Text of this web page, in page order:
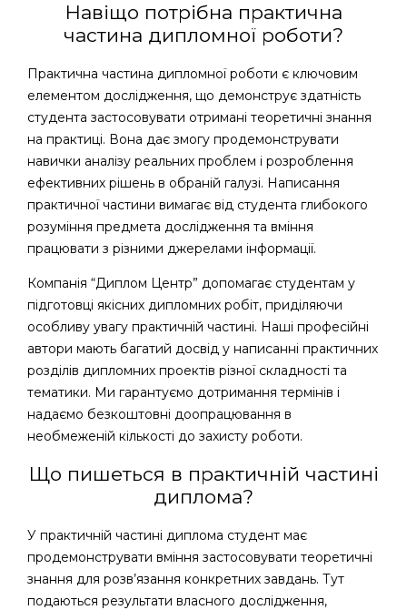
Навіщо потрібна практична
частина дипломної роботи?
Практична частина дипломної роботи є ключовим
елементом дослідження, що демонструє здатність
студента застосовувати отримані теоретичні знання
на практиці. Вона дає змогу продемонструвати
навички аналізу реальних проблем і розроблення
ефективних рішень в обраній галузі. Написання
практичної частини вимагає від студента глибокого
розуміння предмета дослідження та вміння
працювати з різними джерелами інформації.
Компанія “Диплом Центр” допомагає студентам у
підготовці якісних дипломних робіт, приділяючи
особливу увагу практичній частині. Наші професійні
автори мають багатий досвід у написанні практичних
розділів дипломних проектів різної складності та
тематики. Ми гарантуємо дотримання термінів і
надаємо безкоштовні доопрацювання в
необмеженій кількості до захисту роботи.
Що пишеться в практичній частині
диплома?
У практичній частині диплома студент має
продемонструвати вміння застосовувати теоретичні
знання для розв’язання конкретних завдань. Тут
подаються результати власного дослідження,